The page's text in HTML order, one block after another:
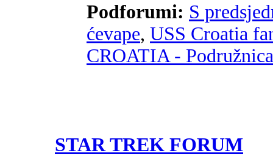
Podforumi: S
ćevape, USS Croatia
CROATIA -
STAR TREK FORUM